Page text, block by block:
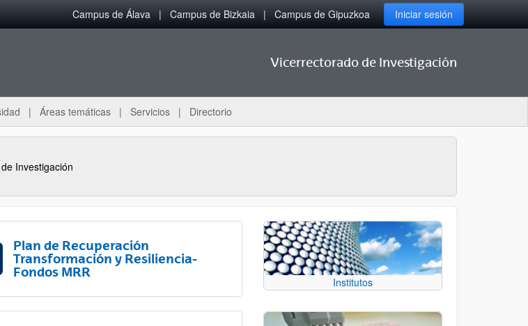
Campus de Álava Campus de Bizkaia Campus de Gipuzkoa Iniciar sesión
Vicerrectorado de Investigación
Áreas temáticas Servicios Directorio
Investigación
Plan de Recuperación
Transformación y Resiliencia-
Fondos MRR
Institutos